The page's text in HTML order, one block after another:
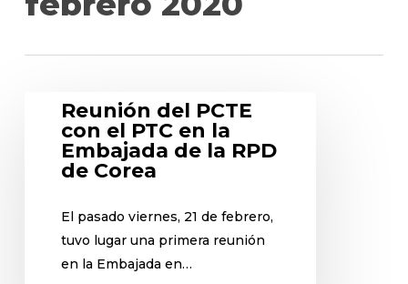
Reunión del PCTE
con el PTC en la
Embajada de la RPD
de Corea
El pasado viernes, 21 de febrero,
tuvo lugar una primera reunión
en la Embajada en…